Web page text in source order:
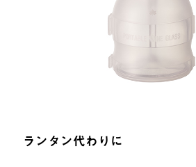
ランタン代わりに